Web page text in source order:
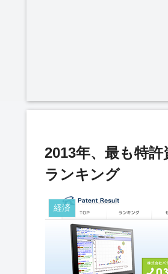
2013年、最も特
ランキング
経済